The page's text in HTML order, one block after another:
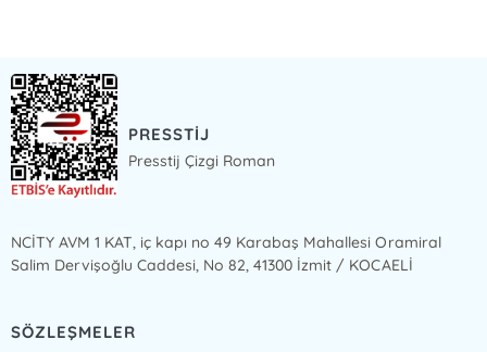
PRESSTİJ
Presstij Çizgi Roman
NCİTY AVM 1 KAT, iç kapı no 49 Karabaş Mahallesi Oramiral
Salim Dervişoğlu Caddesi, No 82, 41300 İzmit / KOCAELİ
SÖZLEŞMELER